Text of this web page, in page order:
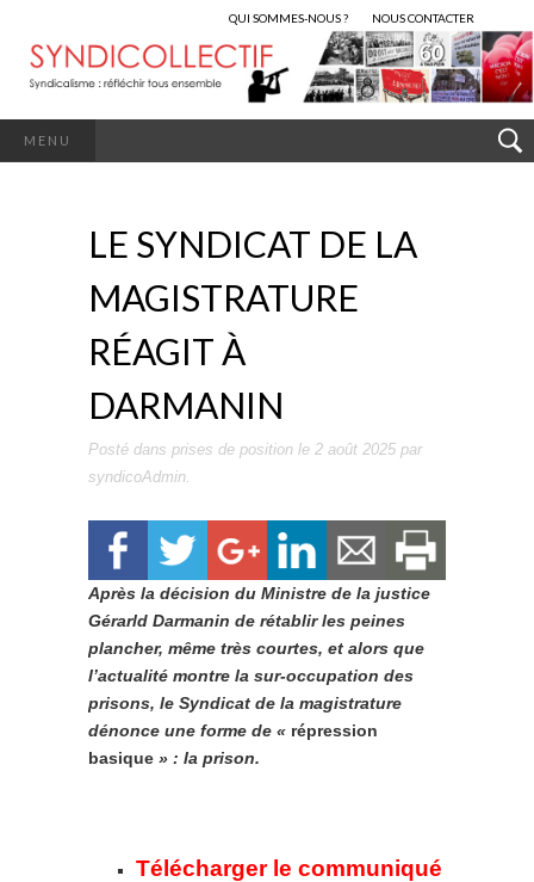
QUI SOMMES-NOUS ? NOUS CONTACTER
MENU
LE SYNDICAT DE LA
MAGISTRATURE
RÉAGIT À
DARMANIN
Posté dans prises de position le 2 août 2025 par
syndicoAdmin.
Après la décision du Ministre de la justice
Gérarld Darmanin de rétablir les peines
plancher, même très courtes, et alors que
l’actualité montre la sur-occupation des
prisons, le Syndicat de la magistrature
dénonce une forme de « répression
basique » : la prison.
Télécharger le communiqué